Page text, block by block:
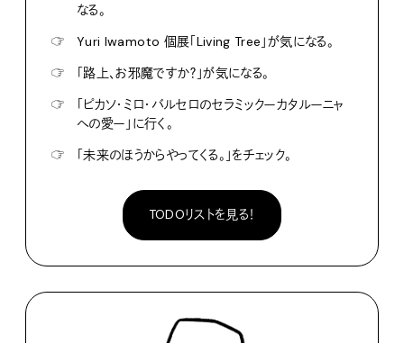
なる。
☞
Yuri Iwamoto 個展「Living Tree」が気になる。
☞
「路上、お邪魔ですか？」が気になる。
☞
「ピカソ・ミロ・バルセロのセラミックーカタルーニャ
への愛ー」に行く。
☞
「未来のほうからやってくる。」をチェック。
TODOリストを見る！